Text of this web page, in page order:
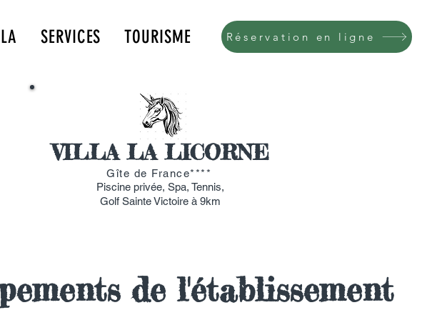
SERVICES TOURISME Réservation en ligne
VILLA LA LICORNE
Gîte de France****
Piscine privée, Spa, Tennis,
Golf Sainte Victoire à 9km
de l'établissement